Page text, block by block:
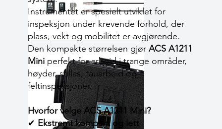
Instrumentet er spesielt utviklet for
inspeksjon under krevende forhold, der
plass, vekt og mobilitet er avgjørende.
Den kompakte størrelsen gjør ACS A1211
Mini perfekt for arbeid i trange områder,
høyder, stillas, tauarbeid og
feltinspeksjoner.
Hvorfor velge ACS A1211 Mini?
✔ Ekstremt kompakt og lett